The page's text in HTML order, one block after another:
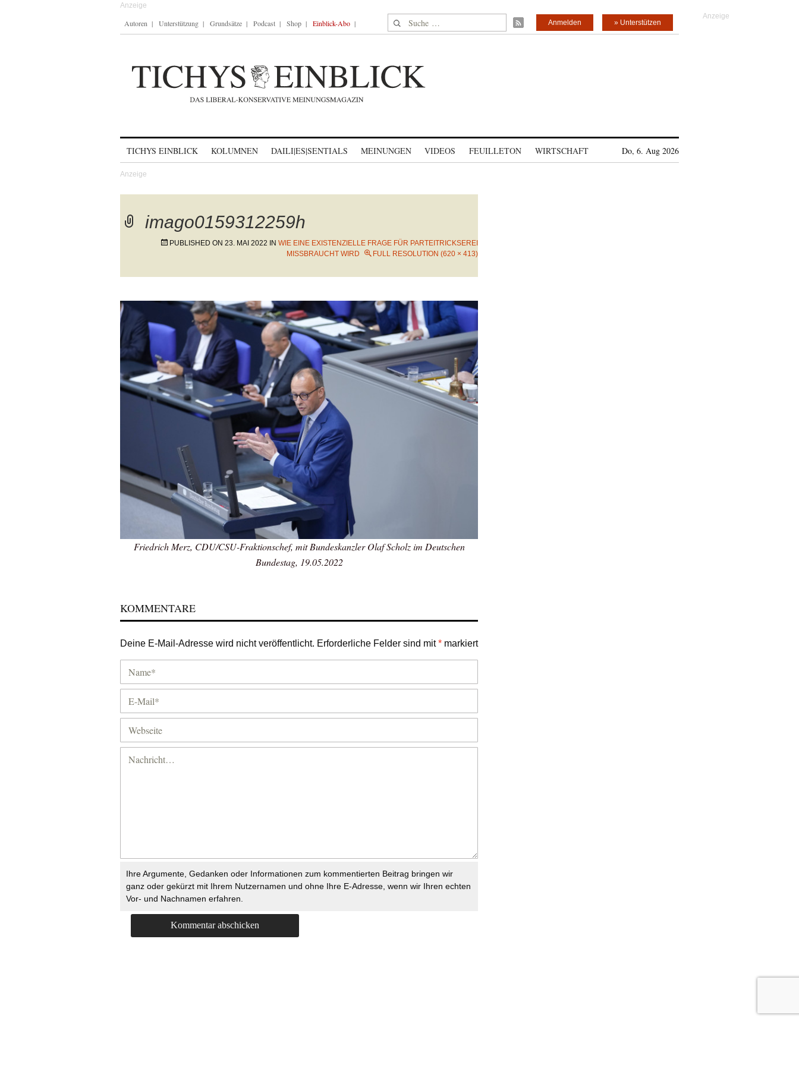
Autoren Unterstützung Grundsätze Podcast Shop Einblick-Abo Suche nach: » Unterstützen
Anmelden
TICHYS EINBLICK KOLUMNEN DAILI|ES|SENTIALS MEINUNGEN VIDEOS FEUILLETON WIRTSCHAFT Do, 6. Aug 2026
imago0159312259h
PUBLISHED ON 23. MAI 2022 IN WIE EINE EXISTENZIELLE FRAGE FÜR PARTEITRICKSEREI
MISSBRAUCHT WIRD
FULL RESOLUTION (620 × 413)
Friedrich Merz, CDU/CSU-Fraktionschef, mit Bundeskanzler Olaf Scholz im Deutschen
Bundestag, 19.05.2022
KOMMENTARE
Deine E-Mail-Adresse wird nicht veröffentlicht. Erforderliche Felder sind mit* markiert
Ihre Argumente, Gedanken oder Informationen zum kommentierten Beitrag bringen wir
ganz oder gekürzt mit Ihrem Nutzernamen und ohne Ihre E-Adresse, wenn wir Ihren echten
Vor- und Nachnamen erfahren.